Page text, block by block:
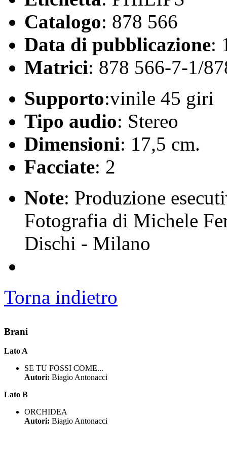
Catalogo: 878 566
Data di pubblicazione:
Matrici: 878 566-7-1/
Supporto:vinile 45 giri
Tipo audio: Stereo
Dimensioni: 17,5 cm.
Facciate: 2
Note: Produzione
Fotografia di Michele
Dischi - Milano
Torna indietro
Brani
Lato A
SE TU FOSSI COME...
Autori: Biagio Antonacci
Lato B
ORCHIDEA
Autori: Biagio Antonacci